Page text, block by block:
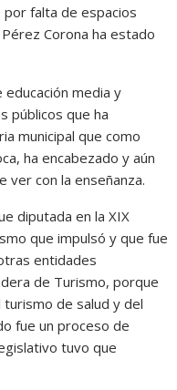
por falta de espacios
Corona ha estado
media y
públicos que ha
municipal que como
ha encabezado y aún
ver con la enseñanza.
diputada en la XIX
que impulsó y que fue
entidades
de Turismo, porque
de salud y del
fue un proceso de
tuvo que